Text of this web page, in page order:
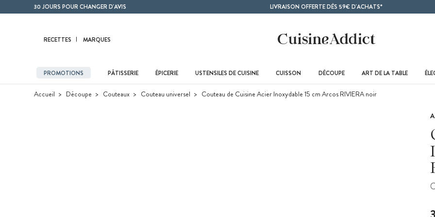
Contenu principal30 JOURS POUR CHANGER D'AVIS LIVRAISON OFFERTE DÈS 59€ D'ACHATS*
RECETTES MARQUES
PROMOTIONS PÂTISSERIE ÉPICERIE USTENSILES DE CUISINE CUISSON DÉCOUPE ART DE LA TABLE
Accueil Découpe Couteaux Couteau universel Couteau de Cuisine Acier Inoxydable 15 cm Arcos RIVIERA noir